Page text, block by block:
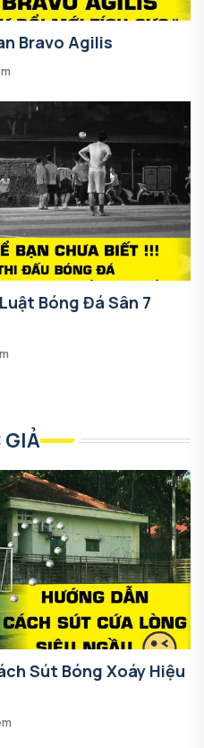
Bravo Agilis
Bóng Đá Sân 7
GIẢ
Sút Bóng Xoáy Hiệu